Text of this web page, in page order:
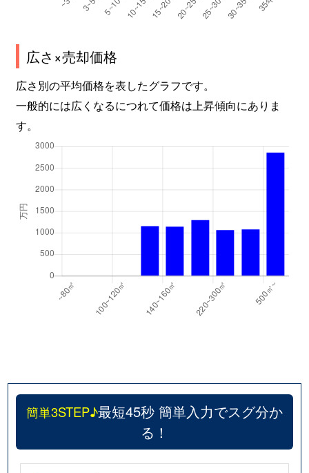
広さ×売却価格
広さ別の平均価格を表したグラフです。
一般的には広くなるにつれて価格は上昇傾向にありま
す。
簡単3STEP♪最短45秒 簡単入力でスグ分か
る！